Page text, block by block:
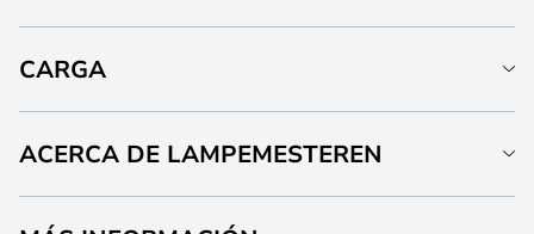
CARGA
ACERCA DE LAMPEMESTEREN